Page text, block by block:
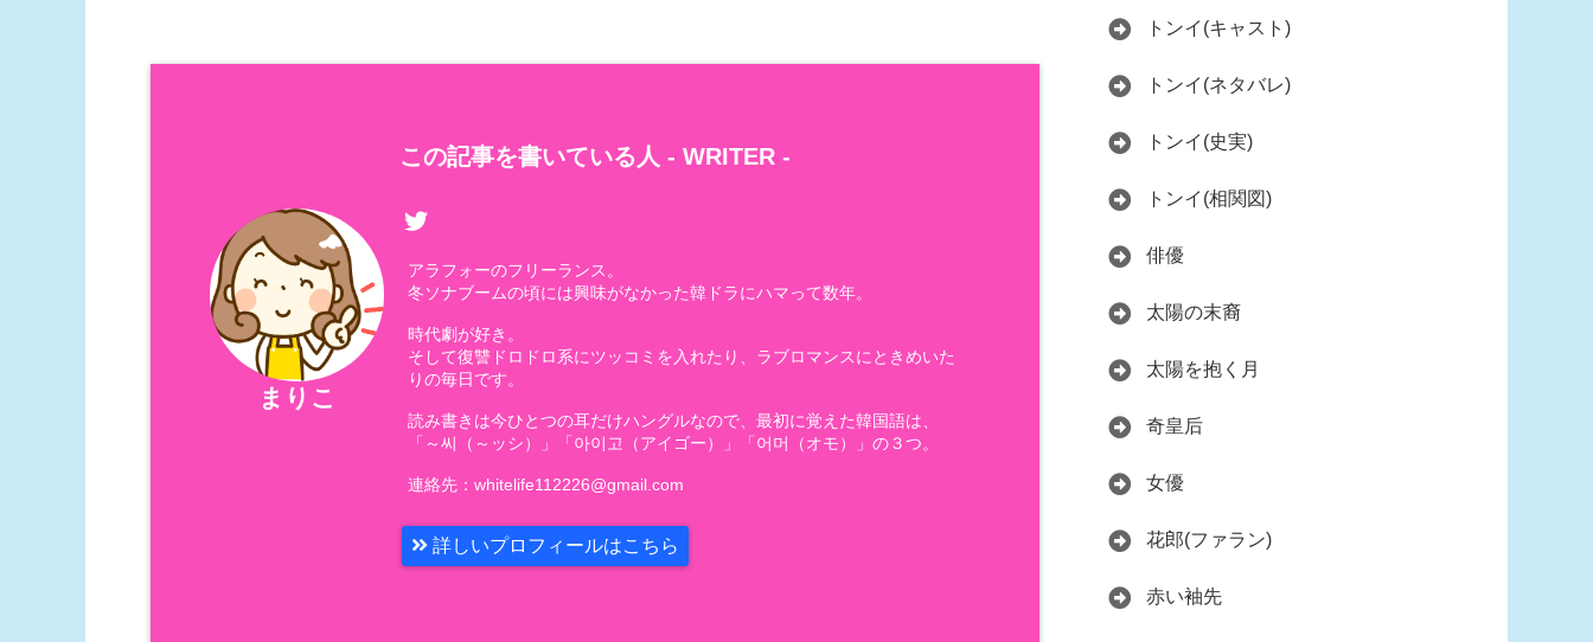
この記事を書いている人 - WRITER -
まりこ
アラフォーのフリーランス。
冬ソナブームの頃には興味がなかった韓ドラにハマって数年。
時代劇が好き。
そして復讐ドロドロ系にツッコミを入れたり、ラブロマンスにときめいた
りの毎日です。
読み書きは今ひとつの耳だけハングルなので、最初に覚えた韓国語は、
「～씨（～ッシ）」「아이고（アイゴー）」「어머（オモ）」の３つ。
連絡先：whitelife112226@gmail.com
詳しいプロフィールはこちら
トンイ(キャスト)
トンイ(ネタバレ)
トンイ(史実)
トンイ(相関図)
俳優
太陽の末裔
太陽を抱く月
奇皇后
女優
花郎(ファラン)
赤い袖先